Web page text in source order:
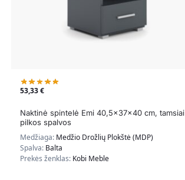
53,33€
Naktinė spintelė Emi 40,5x37x40 cm, tamsiai
pilkos spalvos
Medžiaga: Medžio Drožlių Plokštė (MDP)
Spalva: Balta
Prekės ženklas: Kobi Meble